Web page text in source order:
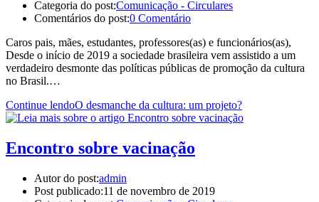
Categoria do post:Comunicação - Circulares
Comentários do post:0 Comentário
Caros pais, mães, estudantes, professores(as) e funcionários(as),
Desde o início de 2019 a sociedade brasileira vem assistido a um
verdadeiro desmonte das políticas públicas de promoção da cultura
no Brasil.…
Continue lendoO desmanche da cultura: um projeto?
Encontro sobre vacinação
Autor do post:admin
Post publicado:11 de novembro de 2019